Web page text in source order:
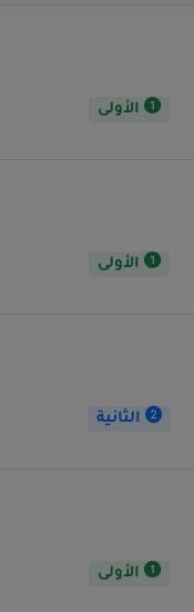
الأولى
الأولى
الثانية
الأولى